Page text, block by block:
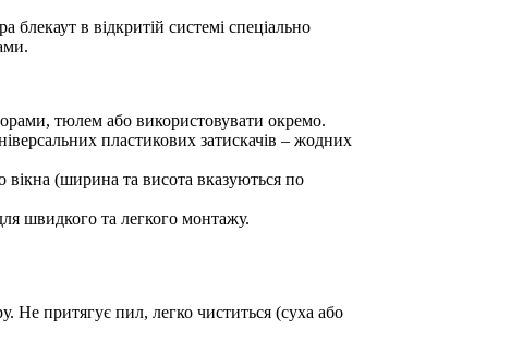
блекаут в відкритій системі спеціально
тюлем або використовувати окремо.
пластикових затискачів – жодних
вікна (ширина та висота вказуються по
швидкого та легкого монтажу.
Не притягує пил, легко чиститься (суха або